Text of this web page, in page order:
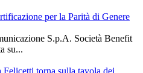
per la Parità di Genere
S.p.A. Società Benefit
su...
torna sulla tavola dei